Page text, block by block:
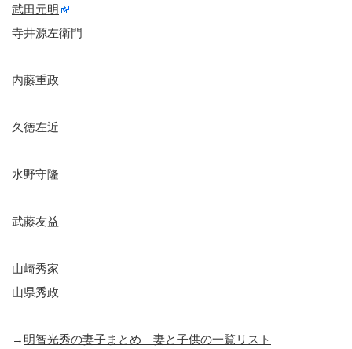
武田元明
寺井源左衛門
内藤重政
久徳左近
水野守隆
武藤友益
山崎秀家
山県秀政
→ 明智光秀の妻子まとめ 妻と子供の一覧リスト